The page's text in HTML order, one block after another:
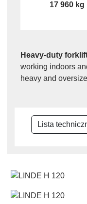
17 960 kg
Heavy-duty
working indoors
heavy and
Lista